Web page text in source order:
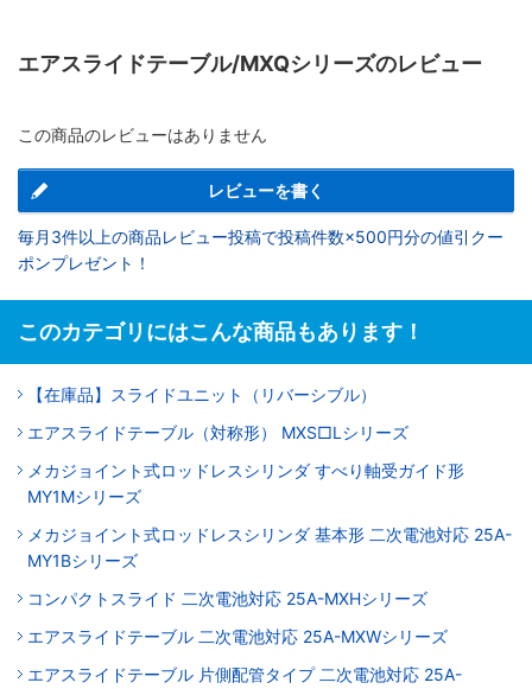
エアスライドテーブル/MXQシリーズのレビュー
この商品のレビューはありません
レビューを書く
毎月3件以上の商品レビュー投稿で投稿件数×500円分の値引クー
ポンプレゼント！
このカテゴリにはこんな商品もあります！
【在庫品】スライドユニット（リバーシブル）
エアスライドテーブル（対称形） MXS□Lシリーズ
メカジョイント式ロッドレスシリンダ すべり軸受ガイド形
MY1Mシリーズ
メカジョイント式ロッドレスシリンダ 基本形 二次電池対応 25A-
MY1Bシリーズ
コンパクトスライド 二次電池対応 25A-MXHシリーズ
エアスライドテーブル 二次電池対応 25A-MXWシリーズ
エアスライドテーブル 片側配管タイプ 二次電池対応 25A-